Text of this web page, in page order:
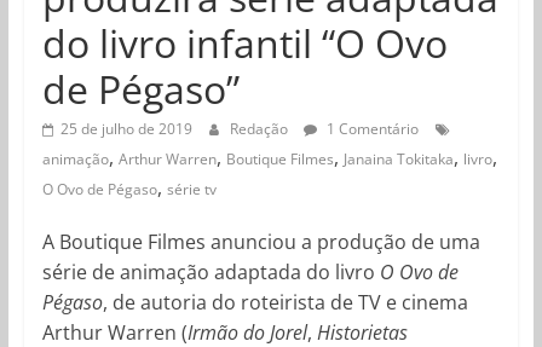
do livro infantil “O Ovo
de Pégaso”
25 de julho de 2019 Redação
1 Comentário
animação, Arthur Warren, Boutique Filmes, Janaina Tokitaka, livro,
O Ovo de Pégaso, série tv
A Boutique Filmes anunciou a produção de uma
série de animação adaptada do livro O Ovo de
Pégaso, de autoria do roteirista de TV e cinema
Arthur Warren (Irmão do Jorel, Historietas